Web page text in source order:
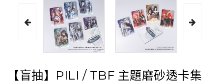
【盲抽】PILI / TBF 主題磨砂透卡集